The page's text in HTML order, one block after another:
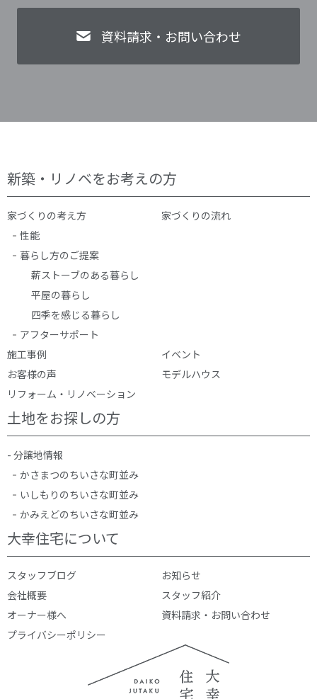
資料請求・お問い合わせ
新築・リノベをお考えの方
家づくりの考え方
性能
暮らし方のご提案
薪ストーブのある暮らし
平屋の暮らし
四季を感じる暮らし
アフターサポート
家づくりの流れ
施工事例
イベント
お客様の声
モデルハウス
リフォーム・リノベーション
土地をお探しの方
- 分譲地情報
かさまつのちいさな町並み
いしもりのちいさな町並み
かみえどのちいさな町並み
大幸住宅について
スタッフブログ
お知らせ
会社概要
スタッフ紹介
オーナー様へ
資料請求・お問い合わせ
プライバシーポリシー